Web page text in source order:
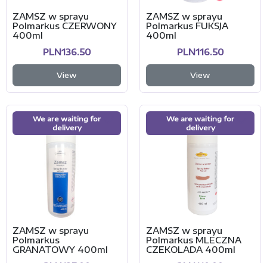
ZAMSZ w sprayu
Polmarkus CZERWONY
400ml
PLN136.50
View
ZAMSZ w sprayu
Polmarkus FUKSJA
400ml
PLN116.50
View
We are waiting for
delivery
ZAMSZ w sprayu
Polmarkus
GRANATOWY 400ml
We are waiting for
delivery
ZAMSZ w sprayu
Polmarkus MLECZNA
CZEKOLADA 400ml